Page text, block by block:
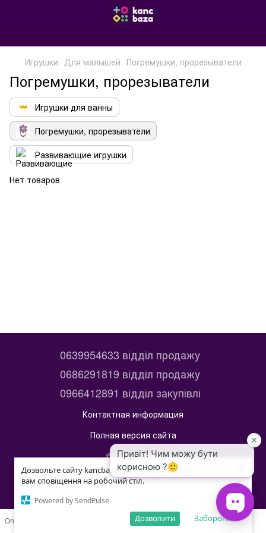
Дозвольте сайту kancbaza.com.ua відправляти
вам сповіщення на робочий стіл.
Powered by SendPulse
Заборонити
Дозволити
Дозвольте сайту kancbaza.com.ua відправляти
вам сповіщення на робочий стіл.
Powered by SendPulse
Заборонити
Дозволити
Игрушки Для малышей Погремушки, прорезыватели
Погремушки, прорезыватели
Игрушки для ванны
Погремушки, прорезыватели
Развивающие игрушки
Нет товаров
0639954633 відділ продажу
0686291819 відділ продажу
0966412891 відділ закупівлі
Контактная информация
Полная версия сайта
© 2014—2026
kancbaza
Укр Рус
Online store built with Horoshop